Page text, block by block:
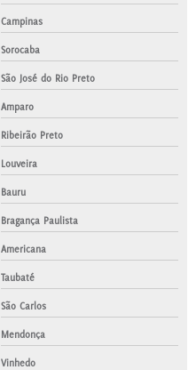
Campinas
Sorocaba
São José do Rio Preto
Amparo
Ribeirão Preto
Louveira
Bauru
Bragança Paulista
Americana
Taubaté
São Carlos
Mendonça
Vinhedo